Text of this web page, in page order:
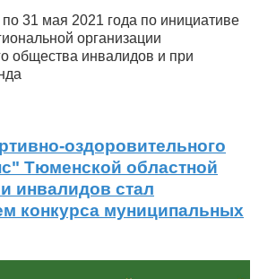
31 мая 2021 года по инициативе
организации
общества инвалидов и при
оздоровительного
Тюменской областной
инвалидов стал
конкурса муниципальных